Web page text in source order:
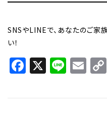
SNSやLINEで、あなたのご家
い！
Facebook
X Line